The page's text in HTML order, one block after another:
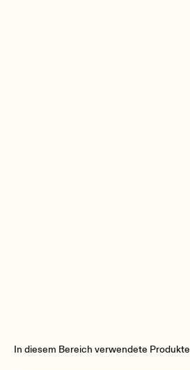
In diesem Bereich verwendete Produkte